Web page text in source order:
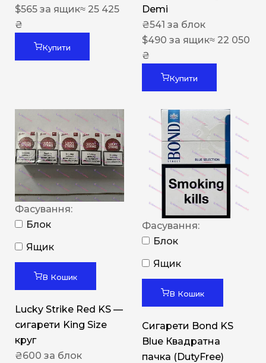
$565 за ящик≈ 25 425
₴
Купити
Demi
₴541 за блок
$490 за ящик≈ 22 050
₴
Купити
Фасування:
Блок
Ящик
В Кошик
Lucky Strike Red KS —
сигарети King Size
круг
₴600 за блок
Фасування:
Блок
Ящик
В Кошик
Сигарети Bond KS
Blue Квадратна
пачка (DutyFree)